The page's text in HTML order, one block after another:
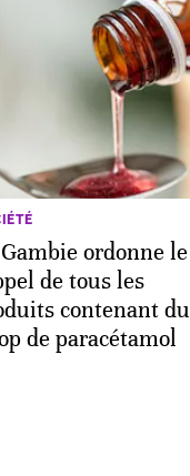
ordonne le
de tous les
contenant du
de paracétamol